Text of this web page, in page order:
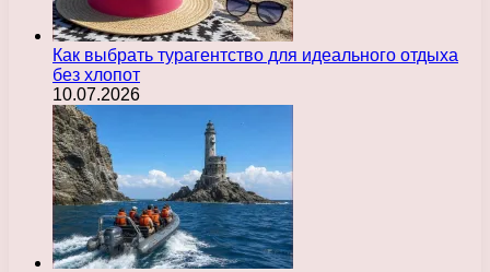
Как выбрать турагентство для идеального отдыха
без хлопот
10.07.2026